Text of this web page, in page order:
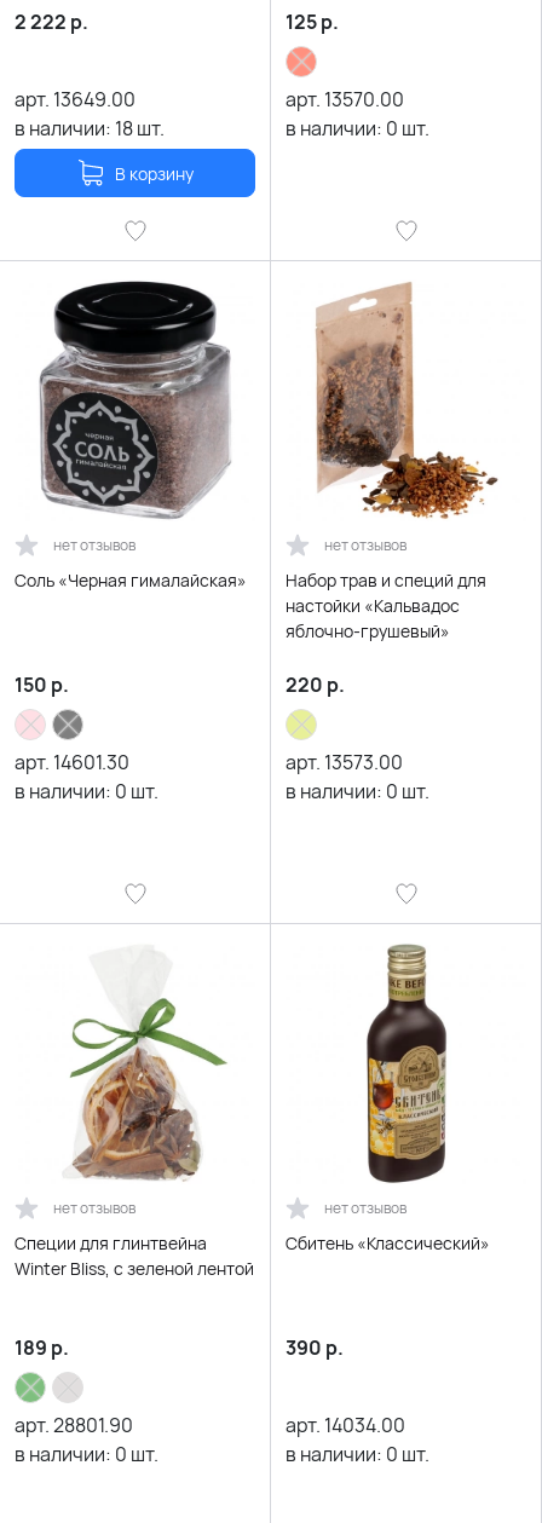
2 222 р.
арт. 13649.00
в наличии: 18шт.
В корзину
125р.
арт. 13570.00
в наличии: 0 шт.
нет отзывов
Соль «Черная гималайская»
150 р.
арт. 14601.30
в наличии: 0 шт.
нет отзывов
Набор трав и специй для
настойки «Кальвадос
яблочно-грушевый»
220 р.
арт. 13573.00
в наличии: 0 шт.
нет отзывов
Специи для глинтвейна
Winter Bliss, с зеленой лентой
189 р.
арт.28801.90
в наличии: 0 шт.
нет отзывов
Сбитень «Классический»
390 р.
арт. 14034.00
в наличии: 0 шт.